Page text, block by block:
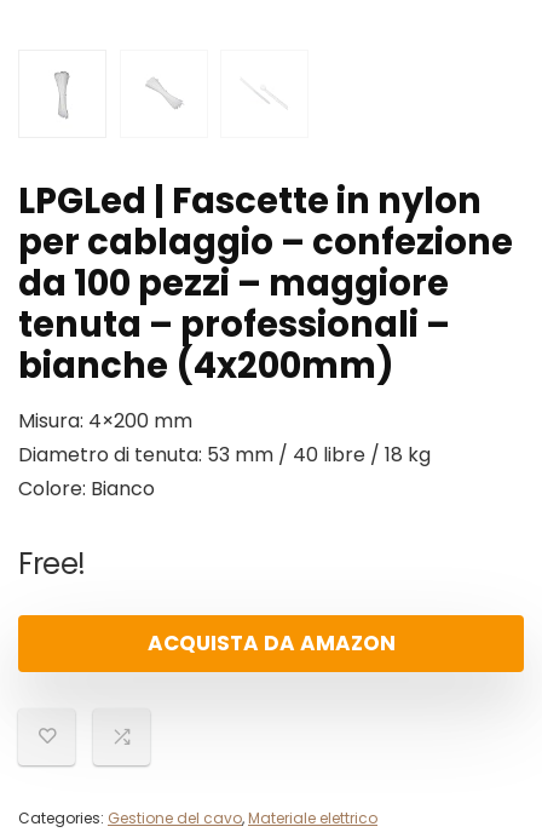
LPGLed | Fascette in nylon
per cablaggio – confezione
da 100 pezzi – maggiore
tenuta – professionali –
bianche (4x200mm)
Misura: 4×200 mm
Diametro di tenuta: 53 mm / 40 libre / 18 kg
Colore: Bianco
Free!
ACQUISTA DA AMAZON
Categories: Gestione del cavo, Materiale elettrico